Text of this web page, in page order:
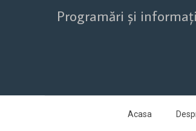
Programări şi
Acasa